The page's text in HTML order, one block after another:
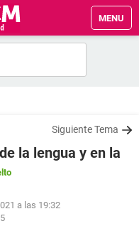
MENU
Siguiente Tema
la lengua y en la
a las 19:32